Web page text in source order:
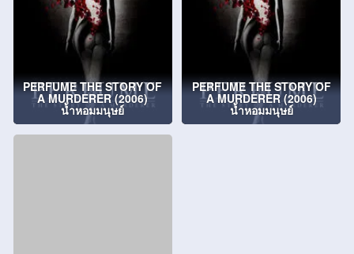
PERFUME THE STORY OF
A MURDERER (2006)
น้ำหอมมนุษย์
PERFUME THE STORY OF
A MURDERER (2006)
น้ำหอมมนุษย์